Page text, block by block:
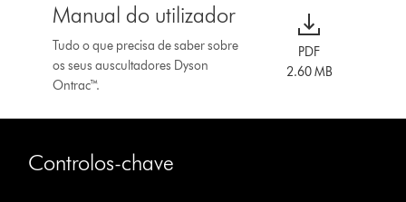
Manual do utilizador
Tudo o que precisa de saber sobre
os seus auscultadores Dyson
Ontrac™.
PDF
2.60 MB
Controlos-chave